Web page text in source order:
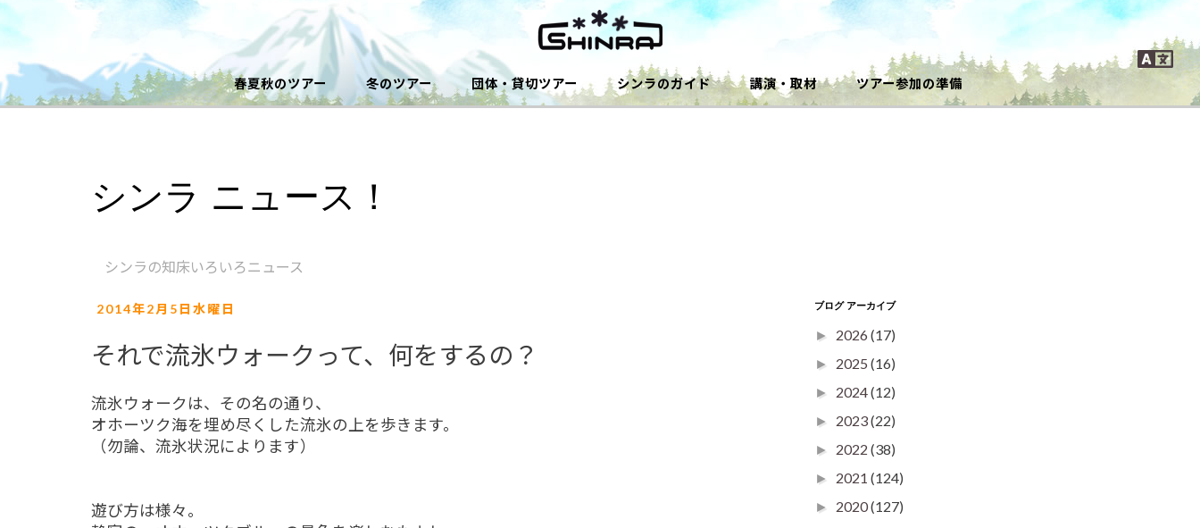
春夏秋のツアー 冬のツアー 団体・貸切ツアー シンラのガイド 講演・取材 ツアー参加の準備
シンラ ニュース！
シンラの知床いろいろニュース
2014年2月5日水曜日
それで流氷ウォークって、何をするの？
流氷ウォークは、その名の通り、
オホーツク海を埋め尽くした流氷の上を歩きます。
（勿論、流氷状況によります）
遊び方は様々。
ブログ アーカイブ
► 2026 (17)
► 2025 (16)
► 2024(12)
► 2023(22)
► 2022 (38)
► 2021 (124)
► 2020(127)